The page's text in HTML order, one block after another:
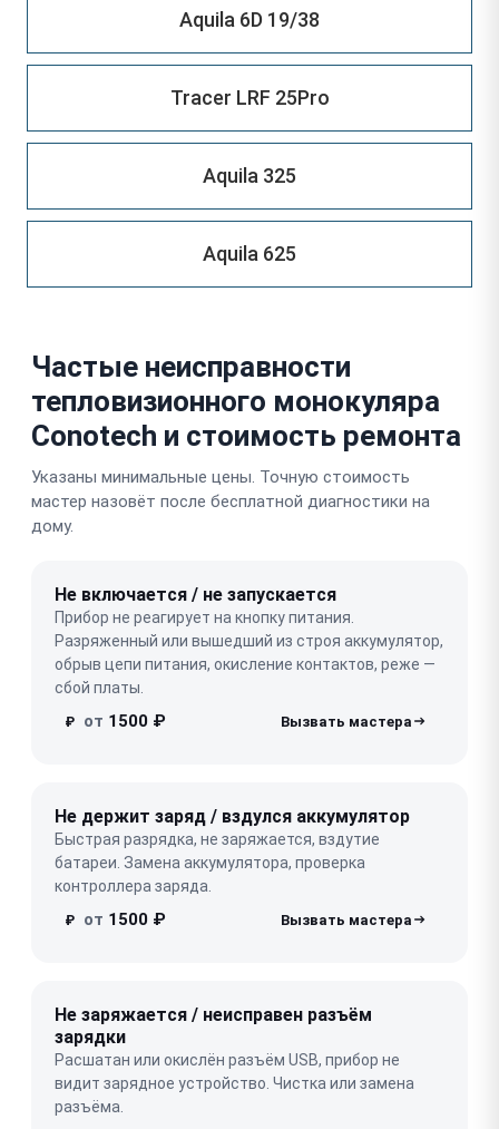
Aquila 6D 19/38
Tracer LRF 25Pro
Aquila 325
Aquila 625
Частые неисправности
тепловизионного монокуляра
Conotech и стоимость ремонта
Указаны минимальные цены. Точную стоимость
мастер назовёт после бесплатной диагностики на
дому.
Не включается / не запускается
Прибор не реагирует на кнопку питания.
Разряженный или вышедший из строя аккумулятор,
обрыв цепи питания, окисление контактов, реже —
сбой платы.
₽ от 1500 ₽
Не держит заряд / вздулся аккумулятор
Быстрая разрядка, не заряжается, вздутие
батареи. Замена аккумулятора, проверка
контроллера заряда.
₽ от 1500 ₽
Не заряжается / неисправен разъём
зарядки
Расшатан или окислён разъём USB, прибор не
видит зарядное устройство. Чистка или замена
разъёма.